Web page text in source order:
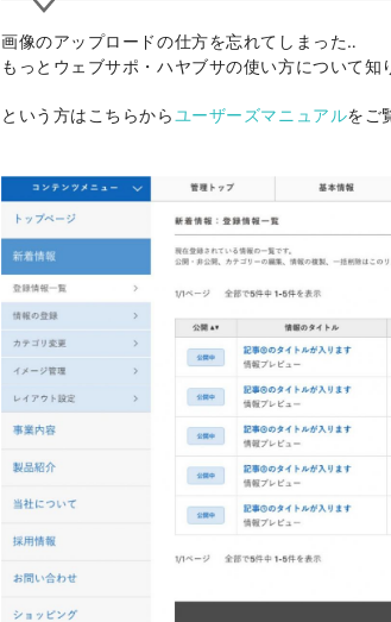
画像のアップロードの仕方を忘れてしまった‥
もっとウェブサポ・ハヤブサの使い方について知
という方はこちらから ユーザーズマニュアルをご